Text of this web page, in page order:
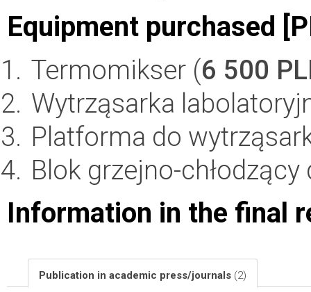
Equipment purchased
Termomikser (6 500
Wytrząsarka
Platforma do
Blok grzejno-
Information in the final
Publication in academic press/journals (2)